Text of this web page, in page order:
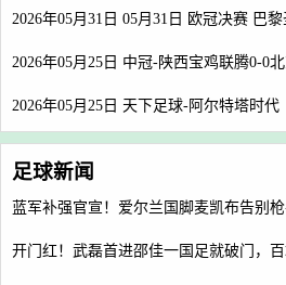
2026年05月31日 05月31日 欧冠决赛 巴
2026年05月25日 中冠-陕西宝鸡联腾0-0
2026年05月25日 天下足球-阿尔特塔时代
足球新闻
蓝军补强官宣！爱尔兰国脚麦凯布告别
开门红！武磊首进邵佳一国足就破门，